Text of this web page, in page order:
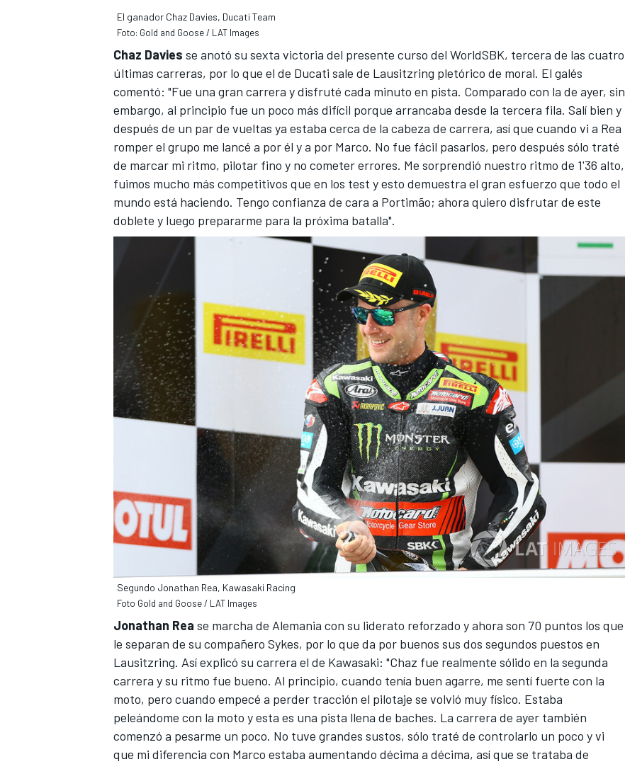
El ganador Chaz Davies, Ducati Team
Foto: Gold and Goose / LAT Images
Chaz Davies se anotó su sexta victoria del presente curso del WorldSBK, tercera de las cuatro
últimas carreras, por lo que el de Ducati sale de Lausitzring pletórico de moral. El galés
comentó: "Fue una gran carrera y disfruté cada minuto en pista. Comparado con la de ayer, sin
embargo, al principio fue un poco más difícil porque arrancaba desde la tercera fila. Salí bien y
después de un par de vueltas ya estaba cerca de la cabeza de carrera, así que cuando vi a Rea
romper el grupo me lancé a por él y a por Marco. No fue fácil pasarlos, pero después sólo traté
de marcar mi ritmo, pilotar fino y no cometer errores. Me sorprendió nuestro ritmo de 1'36 alto,
fuimos mucho más competitivos que en los test y esto demuestra el gran esfuerzo que todo el
mundo está haciendo. Tengo confianza de cara a Portimão; ahora quiero disfrutar de este
doblete y luego prepararme para la próxima batalla".
Segundo Jonathan Rea, Kawasaki Racing
Foto Gold and Goose / LAT Images
Jonathan Rea se marcha de Alemania con su liderato reforzado y ahora son 70 puntos los que
le separan de su compañero Sykes, por lo que da por buenos sus dos segundos puestos en
Lausitzring. Así explicó su carrera el de Kawasaki: "Chaz fue realmente sólido en la segunda
carrera y su ritmo fue bueno. Al principio, cuando tenía buen agarre, me sentí fuerte con la
moto, pero cuando empecé a perder tracción el pilotaje se volvió muy físico. Estaba
peleándome con la moto y esta es una pista llena de baches. La carrera de ayer también
comenzó a pesarme un poco. No tuve grandes sustos, sólo traté de controlarlo un poco y vi
que mi diferencia con Marco estaba aumentando décima a décima, así que se trataba de